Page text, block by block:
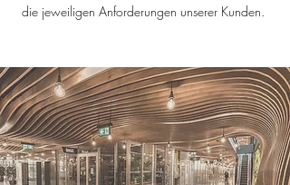
die jeweiligen Anforderungen unserer Kunden.